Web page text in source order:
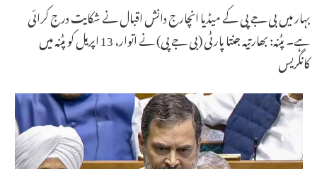
بہار میں بی جے پی کے میڈیا انچارج دانش اقبال نے شکایت درج کرائی
ہے۔ پٹنہ: بھارتیہ جنتا پارٹی (بی جے پی) نے اتوار، 13 اپریل کو پٹنہ میں
کانگریس